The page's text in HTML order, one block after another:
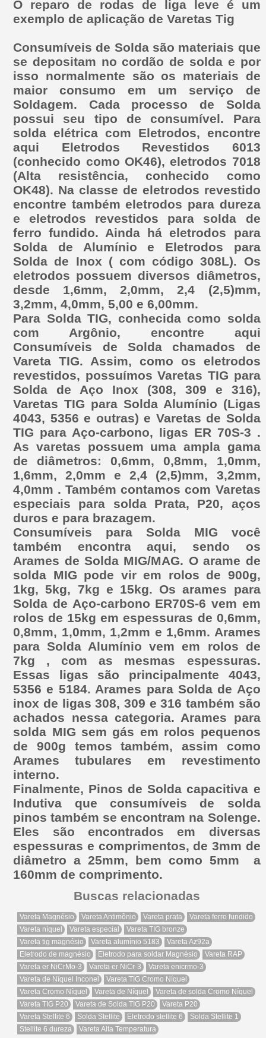
O reparo de rodas de liga leve é um
exemplo de aplicação de Varetas Tig
Consumíveis de Solda são materiais que
se depositam no cordão de solda e por
isso normalmente são os materiais de
maior consumo em um serviço de
Soldagem. Cada processo de Solda
possui seu tipo de consumível. Para
solda elétrica com Eletrodos, encontre
aqui Eletrodos Revestidos 6013
(conhecido como OK46), eletrodos 7018
(Alta resistência, conhecido como
OK48). Na classe de eletrodos revestido
encontre também eletrodos para dureza
e eletrodos revestidos para solda de
ferro fundido. Ainda há eletrodos para
Solda de Alumínio e Eletrodos para
Solda de Inox ( com código 308L). Os
eletrodos possuem diversos diâmetros,
desde 1,6mm, 2,0mm, 2,4 (2,5)mm,
3,2mm, 4,0mm, 5,00 e 6,00mm.
Para Solda TIG, conhecida como solda
com Argônio, encontre aqui
Consumíveis de Solda chamados de
Vareta TIG. Assim, como os eletrodos
revestidos, possuímos Varetas TIG para
Solda de Aço Inox (308, 309 e 316),
Varetas TIG para Solda Alumínio (Ligas
4043, 5356 e outras) e Varetas de Solda
TIG para Aço-carbono, ligas ER 70S-3 .
As varetas possuem uma ampla gama
de diâmetros: 0,6mm, 0,8mm, 1,0mm,
1,6mm, 2,0mm e 2,4 (2,5)mm, 3,2mm,
4,0mm . Também contamos com Varetas
especiais para solda Prata, P20, aços
duros e para brazagem.
Consumíveis para Solda MIG você
também encontra aqui, sendo os
Arames de Solda MIG/MAG. O arame de
solda MIG pode vir em rolos de 900g,
1kg, 5kg, 7kg e 15kg. Os arames para
Solda de Aço-carbono ER70S-6 vem em
rolos de 15kg em espessuras de 0,6mm,
0,8mm, 1,0mm, 1,2mm e 1,6mm. Arames
para Solda Alumínio vem em rolos de
7kg , com as mesmas espessuras.
Essas ligas são principalmente 4043,
5356 e 5184. Arames para Solda de Aço
inox de ligas 308, 309 e 316 também são
achados nessa categoria. Arames para
solda MIG sem gás em rolos pequenos
de 900g temos também, assim como
Arames tubulares em revestimento
interno.
Finalmente, Pinos de Solda capacitiva e
Indutiva que consumíveis de solda
pinos também se encontram na Solenge.
Eles são encontrados em diversas
espessuras e comprimentos, de 3mm de
diâmetro a 25mm, bem como 5mm a
160mm de comprimento.
Buscas relacionadas
Vareta Magnésio Vareta Antimônio Vareta prata
Vareta ferro fundido
Vareta níquel
Vareta especial
Vareta TIG bronze
Vareta tig magnésio
Vareta alumínio 5183
Vareta Az92a
Eletrodo de magnésio
Eletrodo para soldar Magnésio
Vareta RAP
Vareta er NiCrMo-3
Vareta er NiCr-3
Vareta enicrmo-3
Vareta de Níquel Inconel
Vareta TIG Cromo Níquel
Vareta Cromo Níquel
Vareta de Níquel
Vareta de solda Cromo Níquel
Vareta TIG P20
Vareta de Solda TIG P20
Vareta P20
Vareta Stellite 6
Solda Stellite Eletrodo stellite 6
Solda Stellite 1
Stellite 6 dureza
Vareta Alta Temperatura